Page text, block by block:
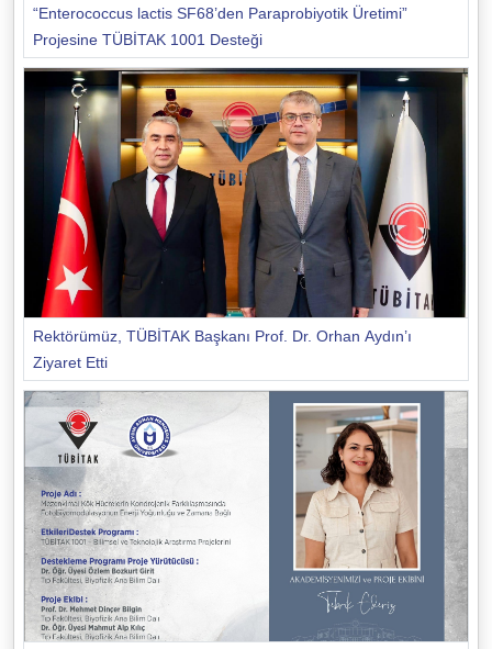
“Enterococcus lactis SF68’den Paraprobiyotik Üretimi”
Projesine TÜBİTAK 1001 Desteği
Rektörümüz, TÜBİTAK Başkanı Prof. Dr. Orhan Aydın’ı
Ziyaret Etti